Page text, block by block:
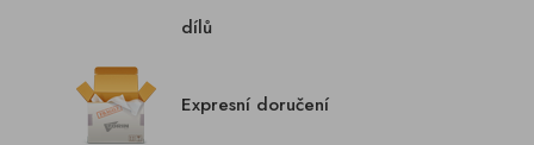
dílů
Expresní doručení